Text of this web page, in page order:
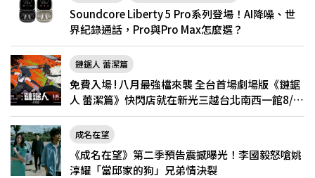
Soundcore Liberty 5 Pro系列登場！AI降噪、世
界紀錄通話，Pro與Pro Max怎麼選？
鏈鋸人 蕾潔篇
免費入場 ! 八月最強檔來襲 全台首場劇場版《鏈鋸
人 蕾潔篇》快閃店就在新光三越台北南西一館8/6
限定登場
成名在望
《成名在望》第二季預告震撼曝光！李國毅怒嗆姚
淳耀「當邱家的狗」兄弟情決裂